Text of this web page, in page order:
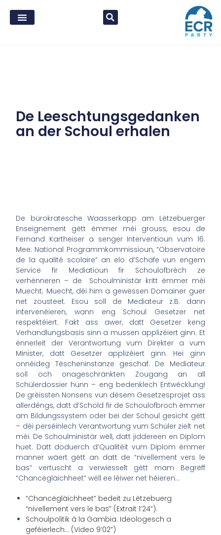
De Leeschtungsgedanken
an der Schoul erhalen
De bürokratesche Waasserkapp am Lëtzebuerger
Enseignement gëtt ëmmer méi grouss, esou de
Fernand Kartheiser a senger Interventioun vum 16.
Mee: National Programmkommissioun, “Observatoire
de la qualité scolaire” an elo d’Schafe vun engem
Service fir Mediatioun fir Schoulofbréch ze
verhënneren – de Schoulministär kritt ëmmer méi
Muecht; Muecht, déi him a gewëssen Domainer guer
net zousteet. Esou soll de Mediateur z.B. dann
intervenéieren, wann eng Schoul Gesetzer net
respektéiert. Fakt ass awer, datt Gesetzer keng
Verhandlungsbasis sinn a mussen applizéiert ginn. Et
ënnerleit der Verantwortung vum Direkter a vum
Minister, datt Gesetzer applizéiert ginn. Hei ginn
onnéideg Tëscheninstanze geschaf. De Mediateur
soll och onageschränkten Zougang an all
Schülerdossier hunn – eng bedenklech Entwécklung!
De gréissten Nonsens vun dësem Gesetzesprojet ass
allerdéngs, datt d’Schold fir de Schoulofbroch ëmmer
am Bildungssystem oder bei der Schoul gesicht gëtt
– déi perséinlech Verantwortung vum Schüler zielt net
méi. De Schoulministär wëll, datt jiddereen en Diplom
huet. Datt doduerch d’Qualitéit vum Diplom ëmmer
manner wäert gëtt an datt de “nivellement vers le
bas” vertuscht a verwiesselt gëtt mam Begrëff
“Chancëgläichheet” wëll ee léiwer net héieren…
“Chancëgläichheet” bedeit zu Lëtzebuerg
“nivellement vers le bas” (Extrait 1’24”).
Schoulpolitik à la Gambia: Ideologesch a
geféierlech… (Video 9’02”)